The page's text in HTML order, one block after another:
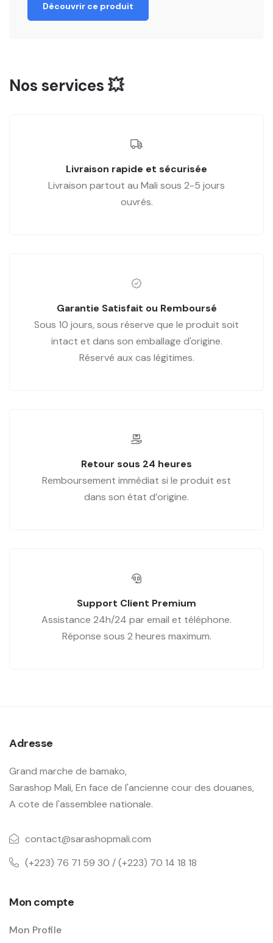
Découvrir ce produit
Nos services 💥
Livraison rapide et sécurisée
Livraison partout au Mali sous 2-5 jours
ouvrés.
Garantie Satisfait ou Remboursé
Sous 10 jours, sous réserve que le produit soit
intact et dans son emballage d'origine.
Réservé aux cas légitimes.
Retour sous 24 heures
Remboursement immédiat si le produit est
dans son état d’origine.
Support Client Premium
Assistance 24h/24 par email et téléphone.
Réponse sous 2 heures maximum.
Adresse
Grand marche de bamako,
Sarashop Mali, En face de l'ancienne cour des douanes,
A cote de l'assemblee nationale.
contact@sarashopmali.com
(+223) 76 71 59 30 / (+223) 70 14 18 18
Mon compte
Mon Profile